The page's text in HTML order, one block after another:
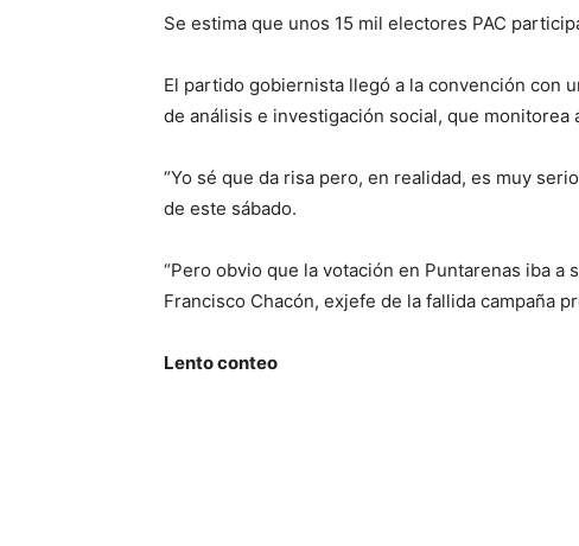
Se estima que unos 15 mil electores PAC
El partido gobiernista llegó a la convención con
de análisis e investigación social, que
“Yo sé que da risa pero, en realidad, es muy
de este sábado.
“Pero obvio que la votación en Puntarenas iba a
Francisco Chacón, exjefe de la fallida campaña
Lento conteo